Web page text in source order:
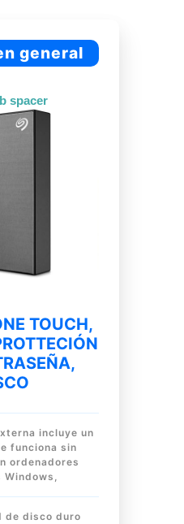
general
TOUCH,
incluye un
funciona sin
ordenadores
de disco duro